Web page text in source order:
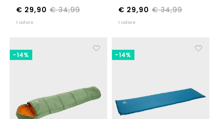
€ 34,99
€ 29,90
1 colore
€ 34,99
€ 29,90
1 colore
-14% -14%